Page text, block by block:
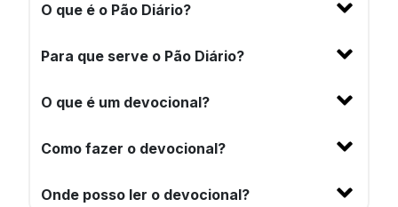
O que é o Pão Diário?
Para que serve o Pão Diário?
O que é um devocional?
Como fazer o devocional?
Onde posso ler o devocional?